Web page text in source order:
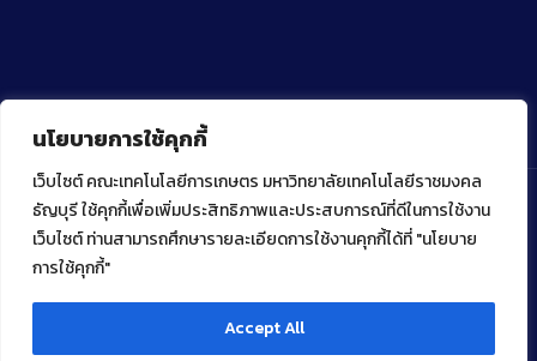
นโยบายการใช้คุกกี้
เว็บไซต์ คณะเทคโนโลยีการเกษตร มหาวิทยาลัยเทคโนโลยีราชมงคล
ธัญบุรี ใช้คุกกี้เพื่อเพิ่มประสิทธิภาพและประสบการณ์ที่ดีในการใช้งาน
เว็บไซต์ ท่านสามารถศึกษารายละเอียดการใช้งานคุกกี้ได้ที่ "นโยบาย
การใช้คุกกี้"
Accept All
Copyright ⓒ 2022 คณะเทคโนโลยีการเกษตร มหาวิทยาลัย